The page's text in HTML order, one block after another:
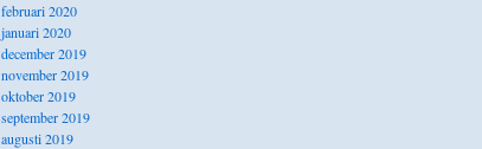
februari 2020
januari 2020
december 2019
november 2019
oktober 2019
september 2019
augusti 2019